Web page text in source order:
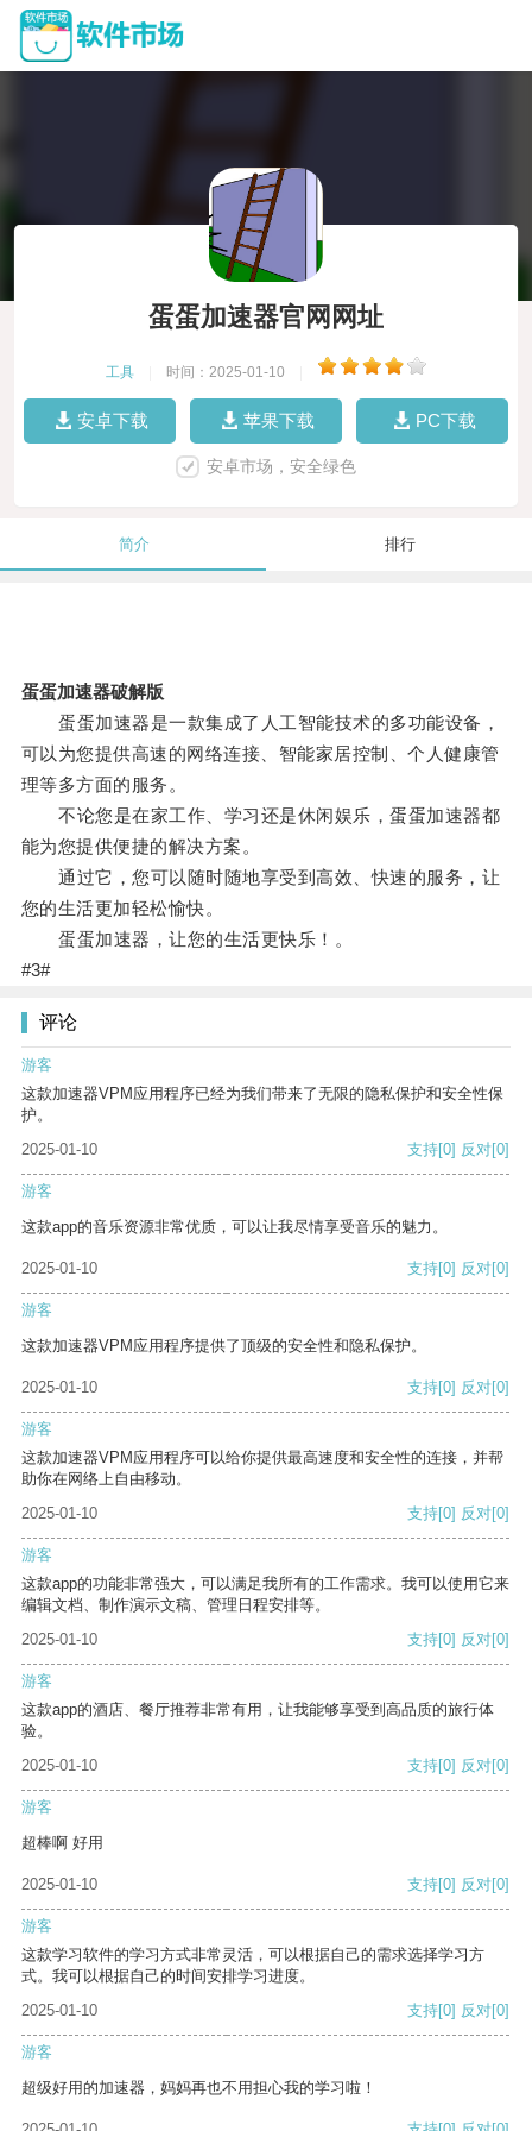
蛋蛋加速器官网网址
工具 时间：2025-01-10
安卓下载 苹果下载 PC下载
安卓市场，安全绿色
简介 排行
蛋蛋加速器破解版
蛋蛋加速器是一款集成了人工智能技术的多功能设备，
可以为您提供高速的网络连接、智能家居控制、个人健康管
理等多方面的服务。
不论您是在家工作、学习还是休闲娱乐，蛋蛋加速器都
能为您提供便捷的解决方案。
通过它，您可以随时随地享受到高效、快速的服务，让
您的生活更加轻松愉快。
蛋蛋加速器，让您的生活更快乐！。
#3#
评论
游客
这款加速器VPM应用程序已经为我们带来了无限的隐私保护和安全性保
护。
2025-01-10
支持[0] 反对[0]
游客
这款app的音乐资源非常优质，可以让我尽情享受音乐的魅力。
2025-01-10 支持[0] 反对[0]
游客
这款加速器VPM应用程序提供了顶级的安全性和隐私保护。
2025-01-10 支持[0] 反对[0]
游客
这款加速器VPM应用程序可以给你提供最高速度和安全性的连接，并帮
助你在网络上自由移动。
2025-01-10
支持[0] 反对[0]
游客
这款app的功能非常强大，可以满足我所有的工作需求。我可以使用它来
编辑文档、制作演示文稿、管理日程安排等。
2025-01-10
支持[0] 反对[0]
游客
这款app的酒店、餐厅推荐非常有用，让我能够享受到高品质的旅行体
验。
2025-01-10
支持[0] 反对[0]
游客
超棒啊 好用
2025-01-10 支持[0] 反对[0]
游客
这款学习软件的学习方式非常灵活，可以根据自己的需求选择学习方
式。我可以根据自己的时间安排学习进度。
2025-01-10
支持[0] 反对[0]
游客
超级好用的加速器，妈妈再也不用担心我的学习啦！